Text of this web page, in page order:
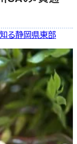
知る静岡県東部